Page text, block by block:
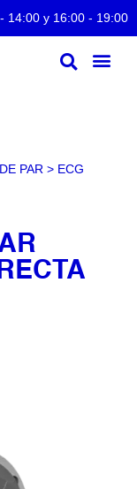
14:00 y 16:00 - 19:00
PAR > ECG